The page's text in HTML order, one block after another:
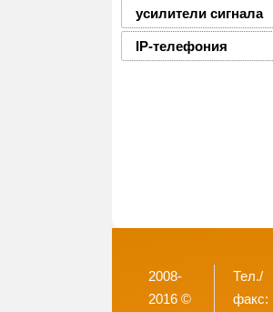
усилители сигнала
IP-телефония
2008-
2016 ©
Тел./
факс: